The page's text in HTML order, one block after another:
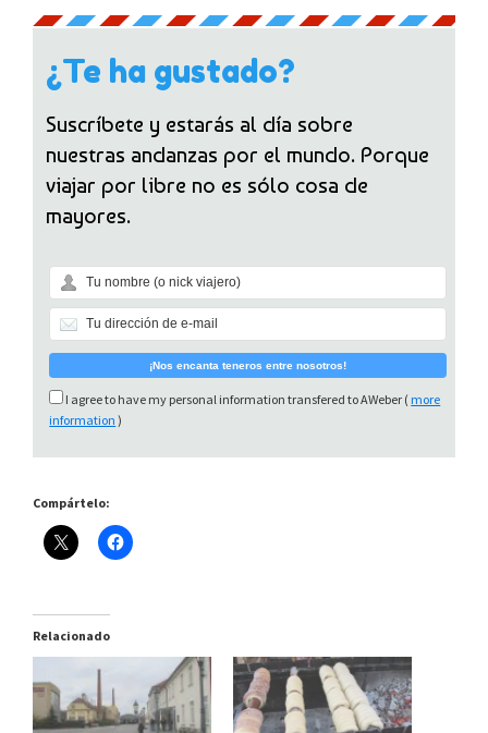
¿Te ha gustado?
Suscríbete y estarás al día sobre
nuestras andanzas por el mundo. Porque
viajar por libre no es sólo cosa de
mayores.
I agree to have my personal information transfered to AWeber ( more
information )
Compártelo:
Relacionado